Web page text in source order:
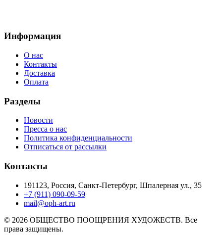
Информация
О нас
Контакты
Доставка
Оплата
Разделы
Новости
Пресса о нас
Политика конфиденциальности
Отписаться от рассылки
Контакты
191123, Россия, Санкт-Петербург, Шпалерная ул., 35
+7 (911) 090-09-59
mail@oph-art.ru
© 2026 ОБЩЕСТВО ПООЩРЕНИЯ ХУДОЖЕСТВ. Все
права защищены.